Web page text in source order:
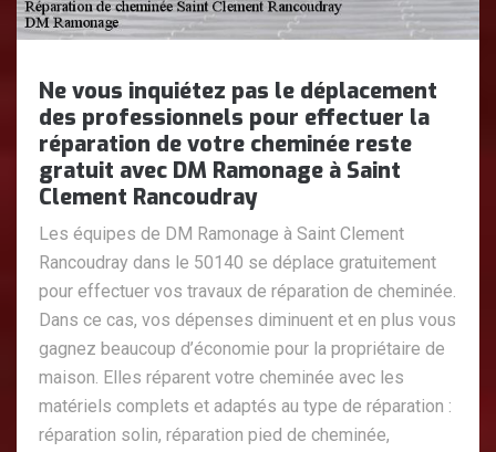
Ne vous inquiétez pas le déplacement
des professionnels pour effectuer la
réparation de votre cheminée reste
gratuit avec DM Ramonage à Saint
Clement Rancoudray
Les équipes de DM Ramonage à Saint Clement
Rancoudray dans le 50140 se déplace gratuitement
pour effectuer vos travaux de réparation de cheminée.
Dans ce cas, vos dépenses diminuent et en plus vous
gagnez beaucoup d’économie pour la propriétaire de
maison. Elles réparent votre cheminée avec les
matériels complets et adaptés au type de réparation :
réparation solin, réparation pied de cheminée,